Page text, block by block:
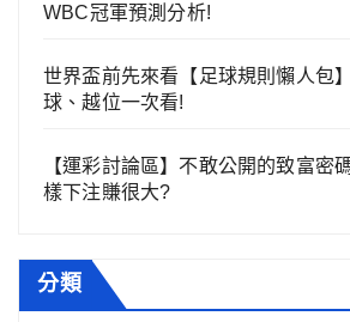
WBC冠軍預測分析!
世界盃前先來看【足球規則懶人包
球、越位一次看!
【運彩討論區】不敢公開的致富密
樣下注賺很大?
分類